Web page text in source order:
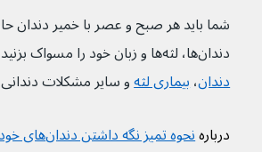
شما باید هر صبح و عصر با خمیر دندان
دندان‌ها، لثه‌ها و زبان خود را مسواک بزنید تا از
دندان، بیماری لثه و سایر مشکلات
درباره نحوه تمیز نگه داشتن دندان‌های خود